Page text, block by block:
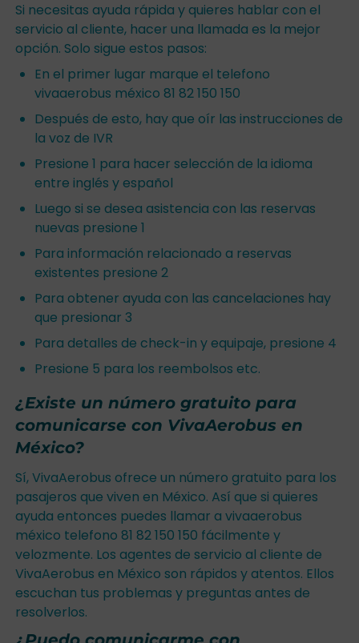
Si necesitas ayuda rápida y quieres hablar con el
servicio al cliente, hacer una llamada es la mejor
opción. Solo sigue estos pasos:
En el primer lugar marque el telefono
vivaaerobus méxico 81 82 150 150
Después de esto, hay que oír las instrucciones de
la voz de IVR
Presione 1 para hacer selección de la idioma
entre inglés y español
Luego si se desea asistencia con las reservas
nuevas presione 1
Para información relacionado a reservas
existentes presione 2
Para obtener ayuda con las cancelaciones hay
que presionar 3
Para detalles de check-in y equipaje, presione 4
Presione 5 para los reembolsos etc.
¿Existe un número gratuito para
comunicarse con VivaAerobus en
México?
Sí, VivaAerobus ofrece un número gratuito para los
pasajeros que viven en México. Así que si quieres
ayuda entonces puedes llamar a vivaaerobus
méxico telefono 81 82 150 150 fácilmente y
velozmente. Los agentes de servicio al cliente de
VivaAerobus en México son rápidos y atentos. Ellos
escuchan tus problemas y preguntas antes de
resolverlos.